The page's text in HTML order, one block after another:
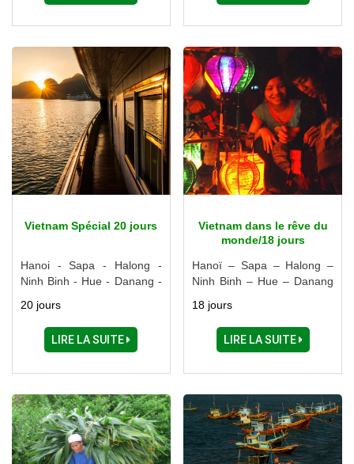
Vietnam dans le rêve du
monde/18 jours
Hanoï – Sapa – Halong –
Ninh Binh – Hue – Danang
Quoc – Ho Chi Minh Ville
18 jours
LIRE LA SUITE
Vietnam Spécial 20 jours
Hanoi - Sapa - Halong -
Ninh Binh - Hue - Danang -
Nhon - Nha Trang - Dalat -
Ho Chi Minh Ville - Cu Chi -
Tay Ninh - Can Tho - Soc
20 jours
LIRE LA SUITE